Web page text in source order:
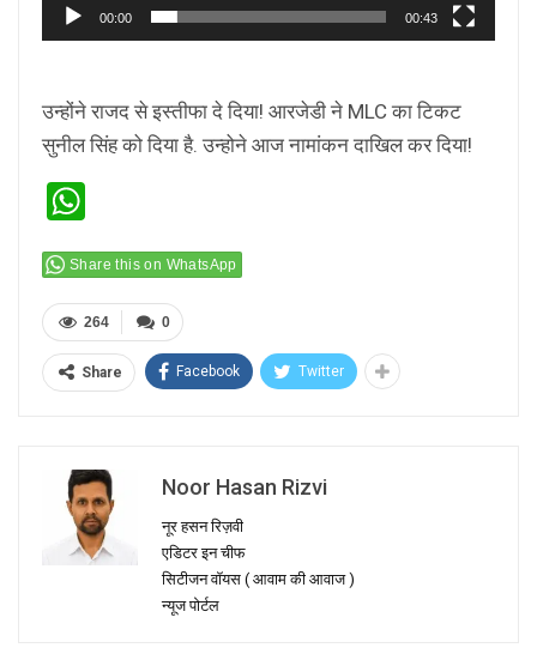
00:00 00:43
उन्होंने राजद से इस्तीफा दे दिया! आरजेडी ने MLC का टिकट
सुनील सिंह को दिया है. उन्होने आज नामांकन दाखिल कर दिया!
Share this on WhatsApp
0
264
Share Facebook Twitter
Noor Hasan Rizvi
नूर हसन रिज़वी
एडिटर इन चीफ
सिटीजन वॉयस ( आवाम की आवाज )
न्यूज पोर्टल